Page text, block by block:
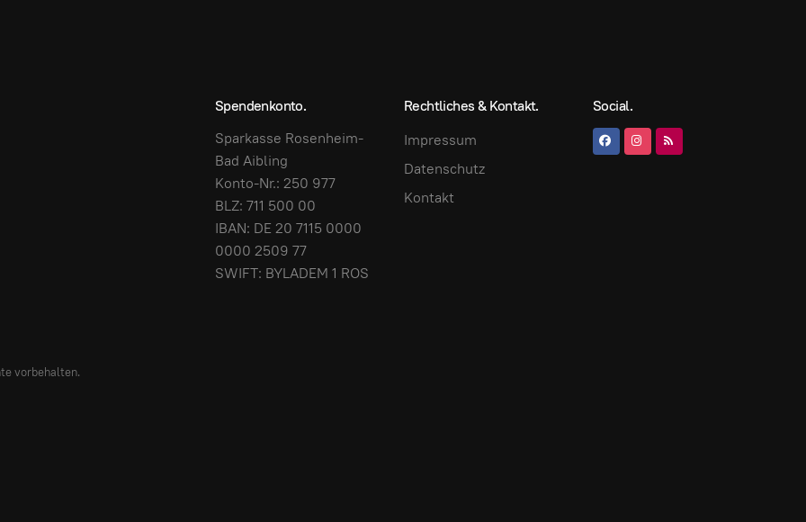
Spendenkonto.
Sparkasse Rosenheim-
Bad Aibling
Konto-Nr.: 250 977
BLZ: 711 500 00
IBAN: DE 20 7115 0000
0000 2509 77
SWIFT: BYLADEM 1 ROS
Rechtliches & Kontakt.
Impressum
Datenschutz
Kontakt
Social.
vorbehalten.